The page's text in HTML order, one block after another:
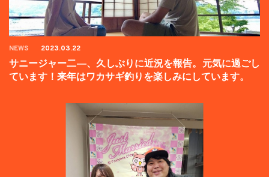
NEWS 2023.03.22
サニージャー二―、久しぶりに近況を報告。元気に過ごし
ています！来年はワカサギ釣りを楽しみにしています。